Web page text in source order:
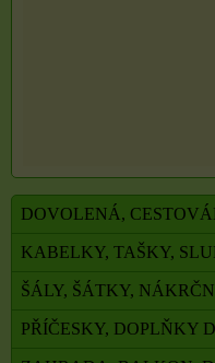
DOVOLENÁ,
KABELKY, TAŠKY,
ŠÁLY, ŠÁTKY,
PŘÍČESKY, DOPLŇKY